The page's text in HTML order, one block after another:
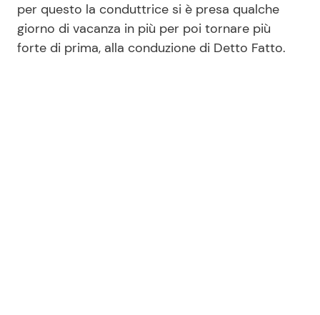
per questo la conduttrice si è presa qualche
giorno di vacanza in più per poi tornare più
forte di prima, alla conduzione di Detto Fatto.